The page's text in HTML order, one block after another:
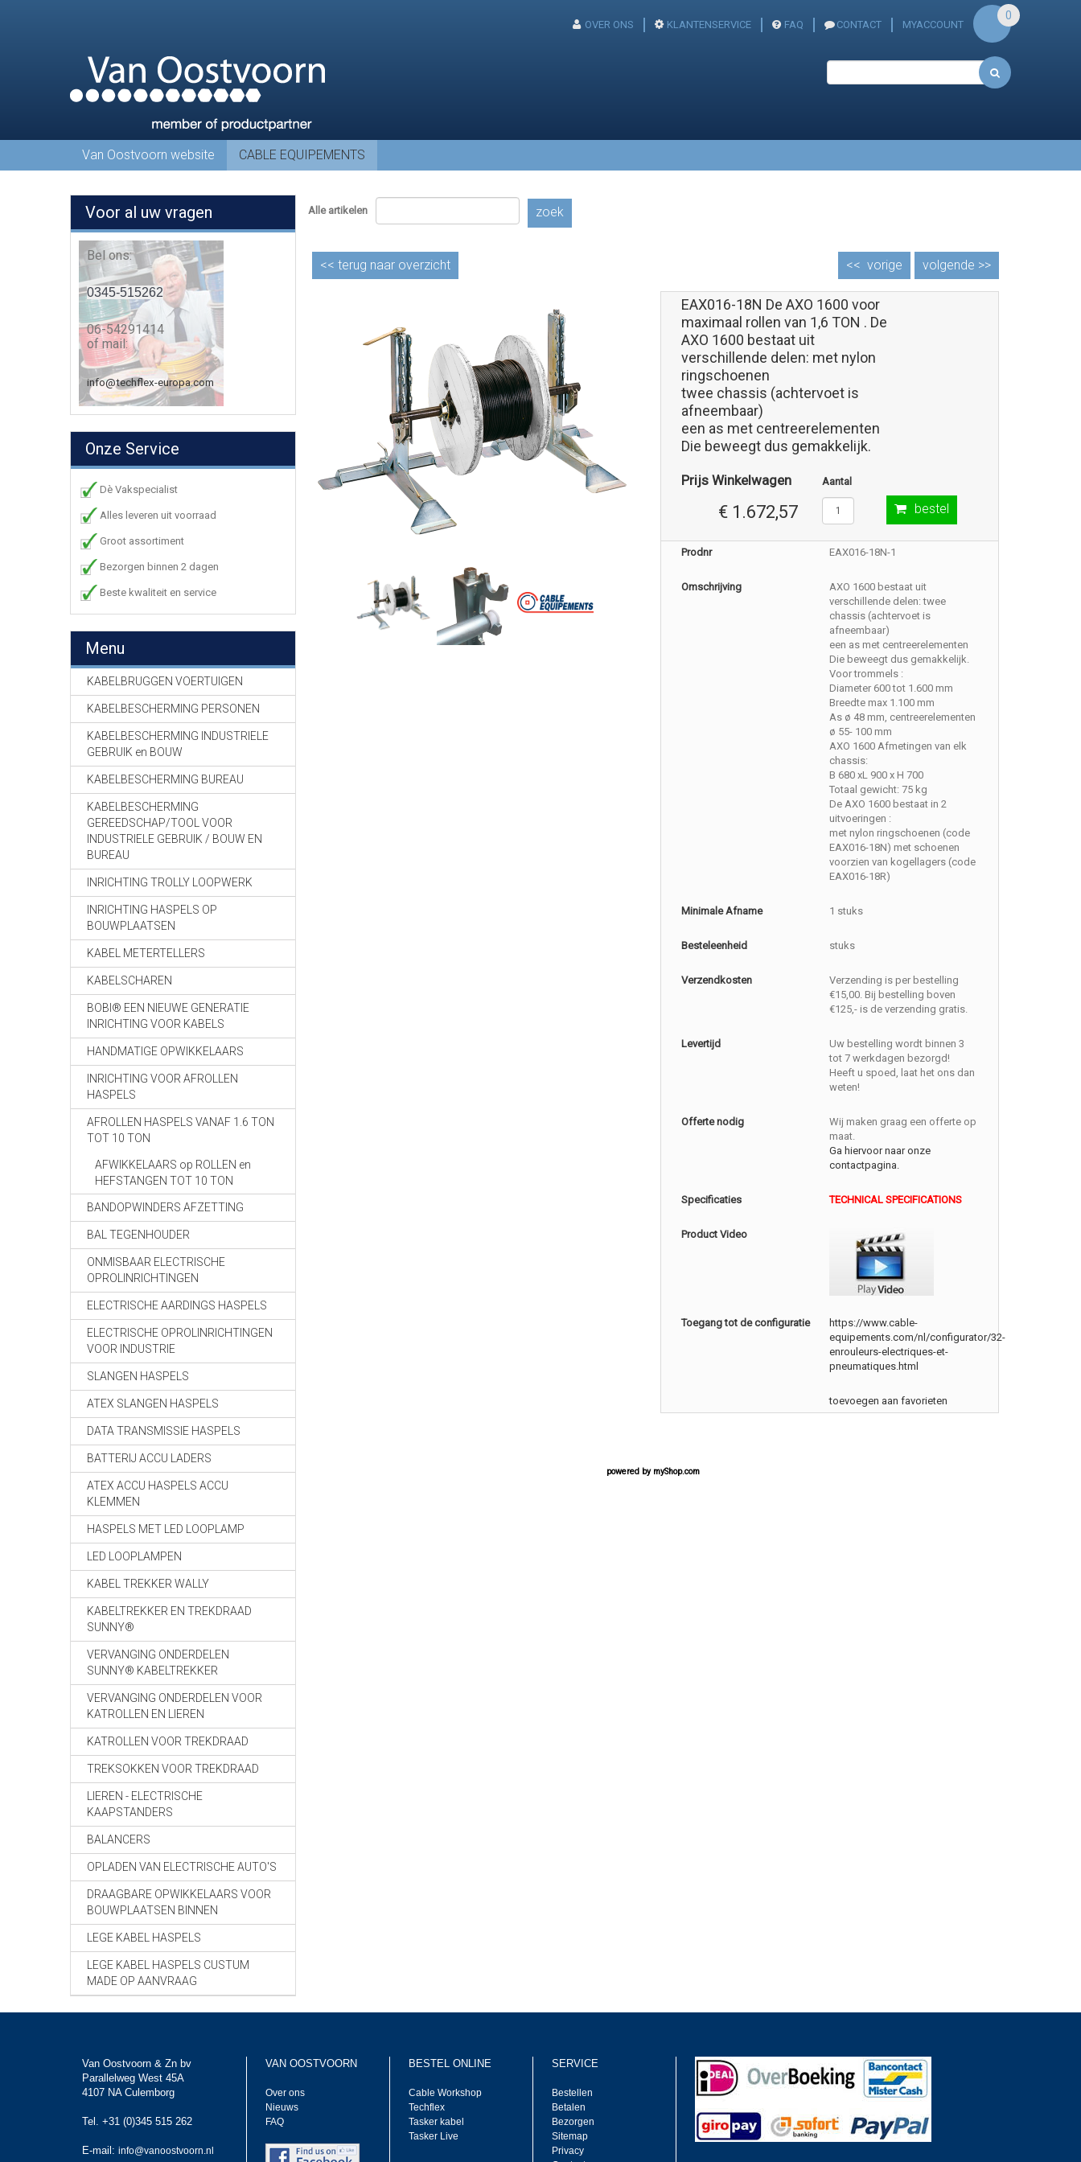
OVER ONS KLANTENSERVICE FAQ CONTACT MYACCOUNT
0
Van Oostvoorn website CABLE EQUIPEMENTS
Voor al uw vragen
Bel ons:
0345-515262
06-54291414
of mail:
info@techflex-europa.com
Onze Service
Dè Vakspecialist
Alles leveren uit voorraad
Groot assortiment
Bezorgen binnen 2 dagen
Beste kwaliteit en service
Menu
KABELBRUGGEN VOERTUIGEN
KABELBESCHERMING PERSONEN
KABELBESCHERMING INDUSTRIELE
GEBRUIK en BOUW
KABELBESCHERMING BUREAU
KABELBESCHERMING
GEREEDSCHAP/TOOL VOOR
INDUSTRIELE GEBRUIK / BOUW EN
BUREAU
INRICHTING TROLLY LOOPWERK
INRICHTING HASPELS OP
BOUWPLAATSEN
KABEL METERTELLERS
KABELSCHAREN
BOBI® EEN NIEUWE GENERATIE
INRICHTING VOOR KABELS
HANDMATIGE OPWIKKELAARS
INRICHTING VOOR AFROLLEN
HASPELS
AFROLLEN HASPELS VANAF 1.6 TON
TOT 10 TON
AFWIKKELAARS op ROLLEN en
HEFSTANGEN TOT 10 TON
BANDOPWINDERS AFZETTING
BAL TEGENHOUDER
ONMISBAAR ELECTRISCHE
OPROLINRICHTINGEN
ELECTRISCHE AARDINGS HASPELS
ELECTRISCHE OPROLINRICHTINGEN
VOOR INDUSTRIE
SLANGEN HASPELS
ATEX SLANGEN HASPELS
DATA TRANSMISSIE HASPELS
BATTERIJ ACCU LADERS
ATEX ACCU HASPELS ACCU
KLEMMEN
HASPELS MET LED LOOPLAMP
LED LOOPLAMPEN
KABEL TREKKER WALLY
KABELTREKKER EN TREKDRAAD
SUNNY®
VERVANGING ONDERDELEN
SUNNY® KABELTREKKER
VERVANGING ONDERDELEN VOOR
KATROLLEN EN LIEREN
KATROLLEN VOOR TREKDRAAD
TREKSOKKEN VOOR TREKDRAAD
LIEREN - ELECTRISCHE
KAAPSTANDERS
BALANCERS
OPLADEN VAN ELECTRISCHE AUTO'S
DRAAGBARE OPWIKKELAARS VOOR
BOUWPLAATSEN BINNEN
LEGE KABEL HASPELS
LEGE KABEL HASPELS CUSTUM
MADE OP AANVRAAG
Alle artikelen zoek
<< terug naar overzicht volgende >>
<< vorige
EAX016-18N De AXO 1600 voor
maximaal rollen van 1,6 TON . De
AXO 1600 bestaat uit
verschillende delen: met nylon
ringschoenen
twee chassis (achtervoet is
afneembaar)
een as met centreerelementen
Die beweegt dus gemakkelijk.
Prijs Winkelwagen
€ 1.672,57
Aantal
bestel
Prodnr EAX016-18N-1
Omschrijving
AXO 1600 bestaat uit
verschillende delen: twee
chassis (achtervoet is
afneembaar)
een as met centreerelementen
Die beweegt dus gemakkelijk.
Voor trommels :
Diameter 600 tot 1.600 mm
Breedte max 1.100 mm
As ø 48 mm, centreerelementen
ø 55- 100 mm
AXO 1600 Afmetingen van elk
chassis:
B 680 xL 900 x H 700
Totaal gewicht: 75 kg
De AXO 1600 bestaat in 2
uitvoeringen :
met nylon ringschoenen (code
EAX016-18N) met schoenen
voorzien van kogellagers (code
EAX016-18R)
Minimale Afname 1 stuks
Besteleenheid stuks
Verzendkosten
Verzending is per bestelling
€15,00. Bij bestelling boven
€125,- is de verzending gratis.
Levertijd
Uw bestelling wordt binnen 3
tot 7 werkdagen bezorgd!
Heeft u spoed, laat het ons dan
weten!
Offerte nodig
Wij maken graag een offerte op
maat.
Ga hiervoor naar onze
contactpagina.
Specificaties TECHNICAL SPECIFICATIONS
Product Video
Toegang tot de configuratie
https://www.cable-
equipements.com/nl/configurator/32-
enrouleurs-electriques-et-
pneumatiques.html
toevoegen aan favorieten
powered by myShop.com
Van Oostvoorn & Zn bv
Parallelweg West 45A
4107 NA Culemborg
Tel. +31 (0)345 515 262
E-mail: info@vanoostvoorn.nl
VAN OOSTVOORN
Over ons
Nieuws
FAQ
BESTEL ONLINE
Cable Workshop
Techflex
Tasker kabel
Tasker Live
SERVICE
Bestellen
Betalen
Bezorgen
Sitemap
Privacy